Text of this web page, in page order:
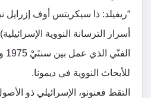
“ريفيلد: ذا سيكريتس أوف إزرايل
أسرار الترسانة النووية
للأبحاث النووية في ديمونا.
التقط فعنونو، الإسرائيلي ذو